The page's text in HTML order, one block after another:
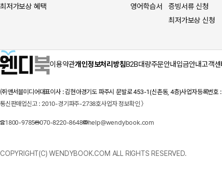
최저가보상 혜택
영어학습서
증빙서류 신청
최저가보상 신청
이용약관개인정보처리방침B2B대량주문안내입금안내고객
㈜앤서블미디어대표이사 : 김현아경기도 파주시 문발로 453-1(신촌동, 4층)사업자등록번
통신판매업신고 : 2010-경기파주-2738호사업자 정보확인 〉
1800-9785 070-8220-8648 help@wendybook.com
COPYRIGHT(C) WENDYBOOK.COM ALL RIGHTS RESERVED.